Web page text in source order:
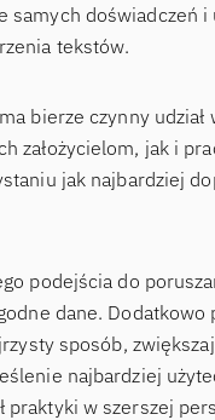
samych doświadczeń
tekstów.
bierze czynny
założycielom, jak i
jak najbardziej
podejścia do
dane. Dodatkowo
sposób,
najbardziej
praktyki w szerszej